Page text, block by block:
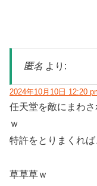
匿名 より:
2024年10月10日 12:20
任天堂を敵にまわ
ｗ
特許をとりまくれ
草草草ｗ